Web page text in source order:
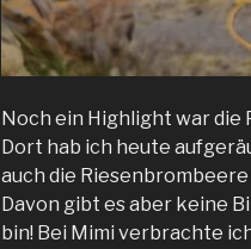
Noch ein Highlight war die
Dort hab ich heute
auch die
Davon gibt es aber keine
bin! Bei Mimi verbrachte